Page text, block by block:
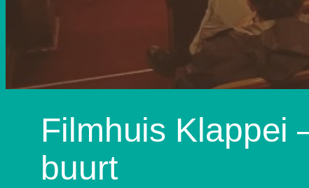
Filmhuis Klappei
buurt